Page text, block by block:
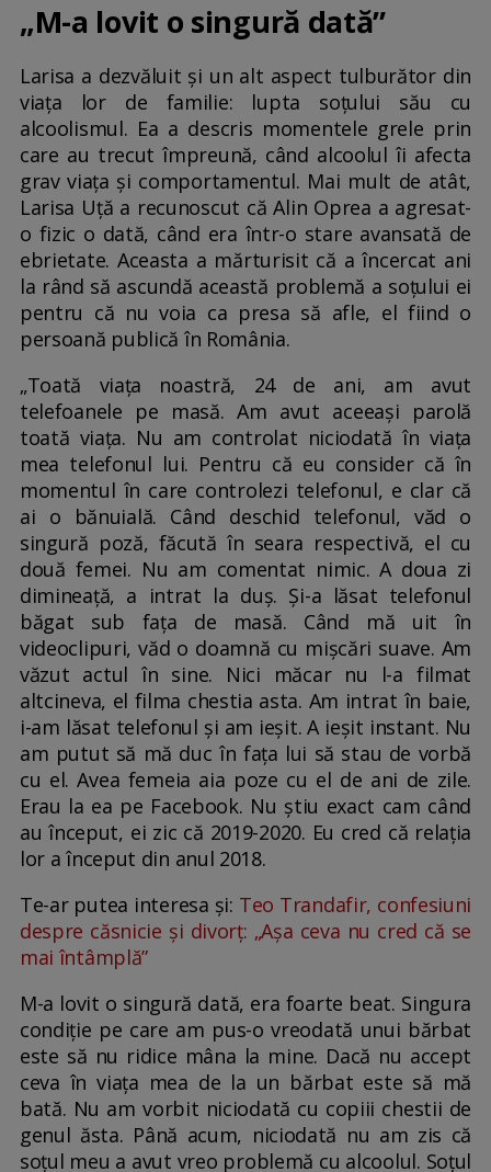
„M-a lovit o singură dată”
Larisa a dezvăluit și un alt aspect tulburător din
viața lor de familie: lupta soțului său cu
alcoolismul. Ea a descris momentele grele prin
care au trecut împreună, când alcoolul îi afecta
grav viața și comportamentul. Mai mult de atât,
Larisa Uță a recunoscut că Alin Oprea a agresat-
o fizic o dată, când era într-o stare avansată de
ebrietate. Aceasta a mărturisit că a încercat ani
la rând să ascundă această problemă a soțului ei
pentru că nu voia ca presa să afle, el fiind o
persoană publică în România.
„Toată viața noastră, 24 de ani, am avut
telefoanele pe masă. Am avut aceeași parolă
toată viața. Nu am controlat niciodată în viața
mea telefonul lui. Pentru că eu consider că în
momentul în care controlezi telefonul, e clar că
ai o bănuială. Când deschid telefonul, văd o
singură poză, făcută în seara respectivă, el cu
două femei. Nu am comentat nimic. A doua zi
dimineață, a intrat la duș. Și-a lăsat telefonul
băgat sub fața de masă. Când mă uit în
videoclipuri, văd o doamnă cu mișcări suave. Am
văzut actul în sine. Nici măcar nu l-a filmat
altcineva, el filma chestia asta. Am intrat în baie,
i-am lăsat telefonul și am ieșit. A ieșit instant. Nu
am putut să mă duc în fața lui să stau de vorbă
cu el. Avea femeia aia poze cu el de ani de zile.
Erau la ea pe Facebook. Nu știu exact cam când
au început, ei zic că 2019-2020. Eu cred că relația
lor a început din anul 2018.
Te-ar putea interesa și: Teo Trandafir, confesiuni
despre căsnicie și divorț: „Așa ceva nu cred că se
mai întâmplă”
M-a lovit o singură dată, era foarte beat. Singura
condiție pe care am pus-o vreodată unui bărbat
este să nu ridice mâna la mine. Dacă nu accept
ceva în viața mea de la un bărbat este să mă
bată. Nu am vorbit niciodată cu copiii chestii de
genul ăsta. Până acum, niciodată nu am zis că
soțul meu a avut vreo problemă cu alcoolul. Soțul